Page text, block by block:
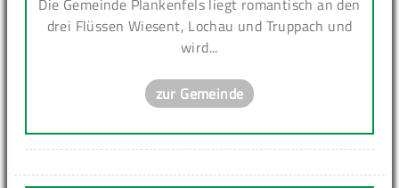
Die Gemeinde Plankenfels liegt romantisch an den
drei Flüssen Wiesent, Lochau und Truppach und
wird...
zur Gemeinde